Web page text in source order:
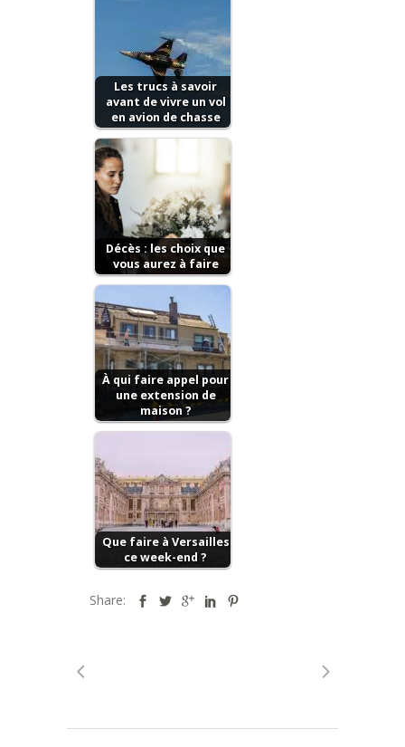
Les trucs à savoir
avant de vivre un vol
en avion de chasse
Décès : les choix que
vous aurez à faire
À qui faire appel pour
une extension de
maison ?
Que faire à Versailles
ce week-end ?
Share: